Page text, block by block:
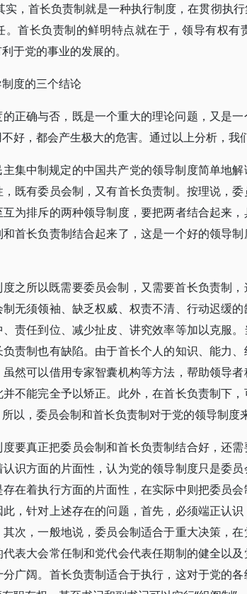
实，首长负责制就是一种执行制度，在贯彻执
。首长负责制的鲜明特点就在于，领导有权有
于党的事业的发展的。
度的三个结论
正确与否，既是一个重大的理论问题，又是
好，都会产生极大的危害。通过以上分析，我
集中制规定的中国共产党的领导制度简单地
既有委员会制，又有首长负责制。按理说，
为排斥的两种领导制度，要把两者结合起来
首长负责制结合起来了，这是一个好的领导
之所以既需要委员会制，又需要首长负责制
无须领袖、缺乏权威、权责不清、行动迟缓
责任到位、减少扯皮、讲究效率等加以克服。
责制也有缺陷。由于首长个人的知识、能力
然可以借用专家智囊机构等方法，帮助领导
不能完全予以矫正。此外，在首长负责制下，
以，委员会制和首长负责制对于党的领导制度
要真正把委员会制和首长负责制结合好，还
识方面的片面性，认为党的领导制度只是委
在着执行方面的片面性，在实际中则把委员
，针对上述存在的问题，首先，必须端正认
次，一般地说，委员会制适合于重大决策，
表大会常任制和党代会代表任期制的健全以及
广阔。首长负责制适合于执行，这对于党的